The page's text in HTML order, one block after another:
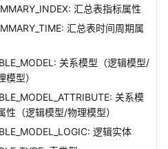
汇总表指标属性
汇总表时间周期属
关系模型（逻辑模型/
模型）
关系模
性（逻辑模型/物理模型）
逻辑实体